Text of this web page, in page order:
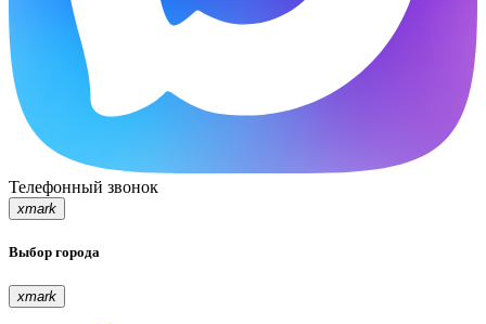
Телефонный звонок
xmark
Выбор города
xmark